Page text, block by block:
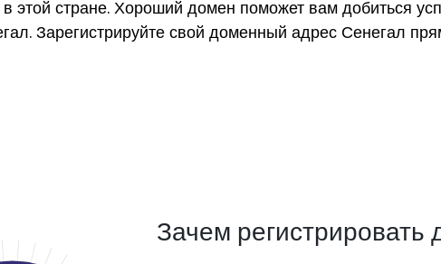
этой стране. Хороший домен поможет вам добиться
Зарегистрируйте свой доменный адрес Сенегал
Зачем